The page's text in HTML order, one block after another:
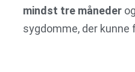
mindst tre måneder
sygdomme, der